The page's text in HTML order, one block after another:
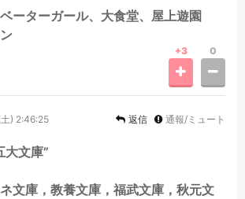
ーターガール、大食堂、屋上遊園
+3 0
) 2:46:25 返信 通報/ミュート
大文庫”
文庫，教養文庫，福武文庫，秋元文